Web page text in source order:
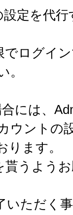
定を代
でログイ
。
には、
ウントの
ります。
貰うよう
いただく